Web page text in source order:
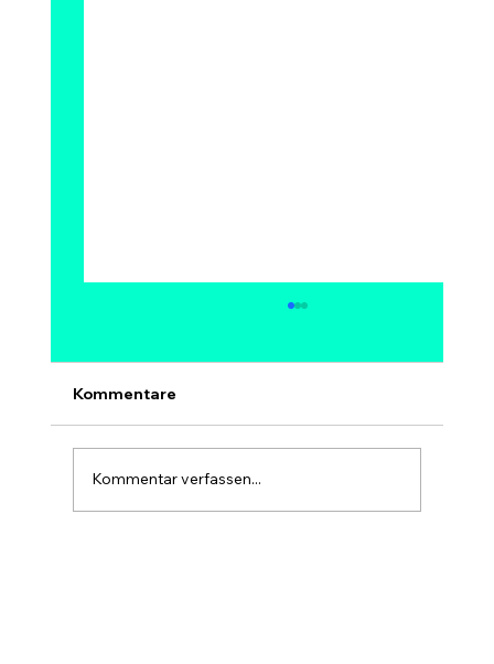
Ja, 1 Million Dollar pro Bitcoin ist
und kein kurzfristiges Ziel. Bei 1 Mio. USD
hätte Bitcoin eine Marktkapitalisierung von
Kommentare
Kommentar verfassen...